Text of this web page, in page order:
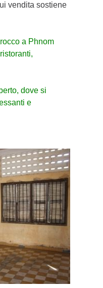
vendita sostiene
a Phnom
dove si
e